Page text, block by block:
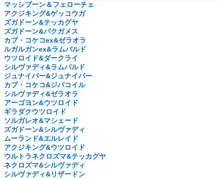
マッシブーン＆フェローチェ
アクジキング&ゲッコウガ
ズガドーン&テッカグヤ
ズガドーン&バクガメス
カプ・コケコex&ゼラオラ
ルガルガンex&ラムパルド
ウツロイド&ダークライ
シルヴァディ&ラムパルド
ジュナイパー&ジュナイパー
カプ・コケコ&ジバコイル
シルヴァディ&ゼラオラ
アーゴヨン&ウツロイド
ギラダクウツロイド
ソルガレオ&マシェード
ズガドーン&シルヴァディ
ムーランド&エルレイド
アクジキング&ウツロイド
ウルトラネクロズマ&テッカグヤ
ネクロズマ&シルヴァディ
シルヴァディ&リザードン